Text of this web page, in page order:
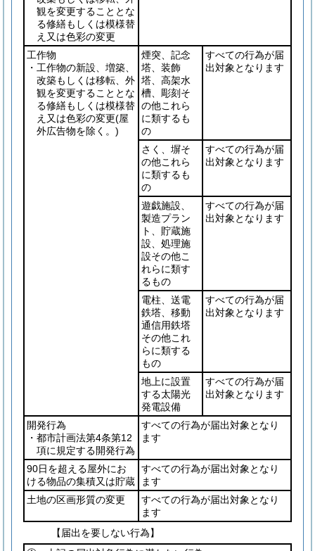
観を変更することとな
る修繕もしくは模様替
え又は色彩の変更
工作物
・工作物の新設、増築、
改築もしくは移転、外
観を変更することとな
る修繕もしくは模様替
え又は色彩の変更(屋
外広告物を除く。)
煙突、記念
塔、装飾
塔、高架水
槽、彫刻そ
の他これら
に類するも
の
すべての行為が届
出対象となります
さく、塀そ
の他これら
に類するも
の
すべての行為が届
出対象となります
遊戯施設、
製造プラン
ト、貯蔵施
設、処理施
設その他こ
れらに類す
るもの
すべての行為が届
出対象となります
電柱、送電
鉄塔、移動
通信用鉄塔
その他これ
らに類する
もの
すべての行為が届
出対象となります
地上に設置
する太陽光
発電設備
すべての行為が届
出対象となります
開発行為
・都市計画法第4条第12
項に規定する開発行為
すべての行為が届出対象となり
ます
90日を超える屋外にお
ける物品の集積又は貯蔵
すべての行為が届出対象となり
ます
土地の区画形質の変更
すべての行為が届出対象となり
ます
【届出を要しない行為】